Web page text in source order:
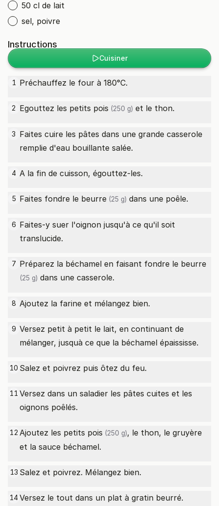
50 cl de lait
sel, poivre
Instructions
Cuisiner
1 Préchauffez le four à 180°C.
2 Egouttez les petits pois (250 g) et le thon.
3 Faites cuire les pâtes dans une grande casserole
remplie d'eau bouillante salée.
4 A la fin de cuisson, égouttez-les.
5 Faites fondre le beurre (25 g) dans une poêle.
6 Faites-y suer l'oignon jusqu'à ce qu'il soit
translucide.
7 Préparez la béchamel en faisant fondre le beurre
(25 g) dans une casserole.
8 Ajoutez la farine et mélangez bien.
9 Versez petit à petit le lait, en continuant de
mélanger, jusquà ce que la béchamel épaississe.
10 Salez et poivrez puis ôtez du feu.
11 Versez dans un saladier les pâtes cuites et les
oignons poêlés.
12 Ajoutez les petits pois (250 g), le thon, le gruyère
et la sauce béchamel.
13 Salez et poivrez. Mélangez bien.
14 Versez le tout dans un plat à gratin beurré.